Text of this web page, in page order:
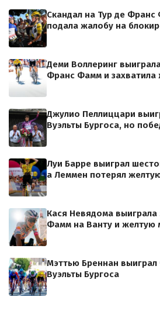
Скандал на Тур де
подала жалобу на
Деми Воллеринг
Франс Фамм и захватила
Джулио Пеллиццари
Вуэльты Бургоса, но
Луи Барре выиграл
а Леммен потерял
Кася Невядома выиграла
Фамм на Ванту и желтую
Мэттью Бреннан выиграл
Вуэльты Бургоса